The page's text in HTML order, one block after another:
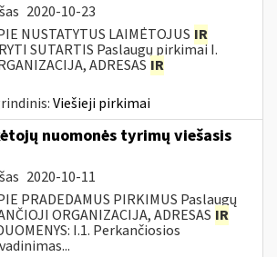
2020-10-23
NUSTATYTUS LAIMĖTOJUS IR
SUTARTIS Paslaugų pirkimai I.
ADRESAS IR
Viešieji pirkimai
nuomonės tyrimų viešasis
2020-10-11
PRADEDAMUS PIRKIMUS Paslaugų
ORGANIZACIJA, ADRESAS IR
I.1. Perkančiosios